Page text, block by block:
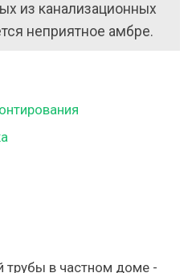
из канализационных
неприятное амбре.